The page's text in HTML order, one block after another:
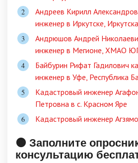
Андреев Кирилл
инженер в Иркутске,
Андрюшов Андрей
инженер в Мегионе, ХМАО
Байбурин Рифат Гадилович
инженер в Уфе, Республика
Кадастровый инженер
Петровна в c. Красном Яре
Кадастровый инженер
🟠 Заполните
консультацию